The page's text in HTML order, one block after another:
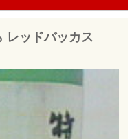
レッドバッカス